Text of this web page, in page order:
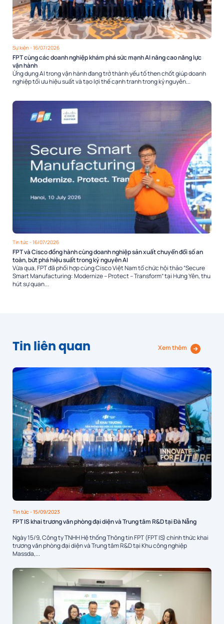
Sự kiện- 16/07/2026
FPT cùng các doanh nghiệp khám phá sức mạnh AI nâng cao năng lực
vận hành
Ứng dụng AI trong vận hành đang trở thành yếu tố then chốt giúp doanh
nghiệp tối ưu hiệu suất và tạo lợi thế cạnh tranh trong kỷ nguyên...
Tin tức - 16/07/2026
FPT và Cisco đồng hành cùng doanh nghiệp sản xuất chuyển đổi số an
toàn, bứt phá hiệu suất trong kỷ nguyên AI
Vừa qua, FPT đã phối hợp cùng Cisco Việt Nam tổ chức hội thảo “Secure
Smart Manufacturing: Modernize – Protect – Transform” tại Hưng Yên, thu
hút sự quan...
Tin liên quan Xem thêm
Tin tức- 15/09/2023
FPT IS khai trương văn phòng đại diện và Trung tâm R&D tại Đà Nẵng
Ngày 15/9, Công ty TNHH Hệ thống Thông tin FPT (FPT IS) chính thức khai
trương văn phòng đại diện và Trung tâm R&D tại Khu công nghiệp
Massda,...